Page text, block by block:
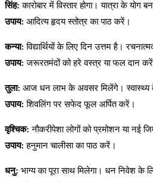
सिंह: कारोबार में विस्तार होगा। यात्रा के योग
उपाय: आदित्य हृदय स्तोत्र का पाठ करें।
कन्या: विद्यार्थियों के लिए दिन उत्तम है।
उपाय: जरूरतमंदों को हरे वस्त्र या फल दान
तुला: आज धन लाभ के अवसर मिलेंगे। स्वास्थ्य के
उपाय: शिवलिंग पर सफेद फूल अर्पित करें।
वृश्चिक:नौकरीपेशा लोगों को प्रमोशन या नई
उपाय: हनुमान चालीसा का पाठ करें।
धनु: भाग्य का पूरा साथ मिलेगा। धन निवेश के